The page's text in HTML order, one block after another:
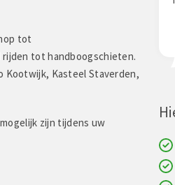
tot
tot handboogschieten.
Kootwijk, Kasteel Staverden,
zijn tijdens uw